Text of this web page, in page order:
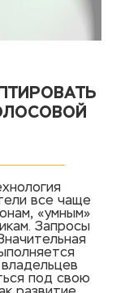
все чаще
«умным»
Запросы
под свою